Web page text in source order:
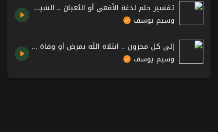
تفسير حلم لدغة الأفعى أو الثعبان .. الشيخ د. وسيم يوسف
وسيم يوسف
إلى كل محزون .. ابتلاه اللّه بمرض أو وفاة أبنائه! 😔 الشيخ د. وسيم يوسف
وسيم يوسف